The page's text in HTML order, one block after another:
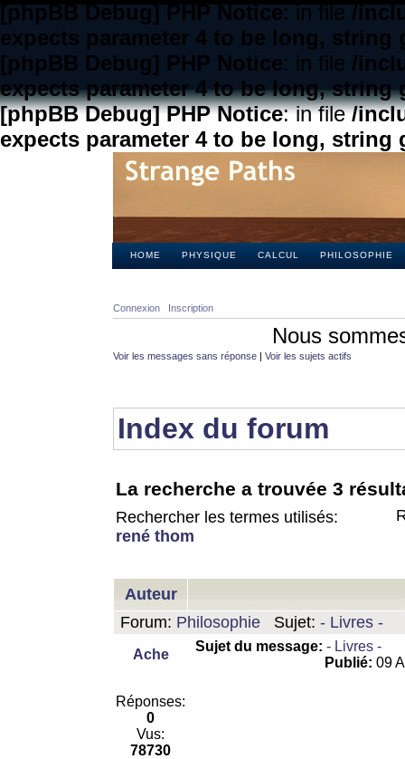
[phpBB Debug] PHP Notice: in file/
expects parameter 4 to be long, string
[phpBB Debug] PHP Notice: in file /
expects parameter 4 to be long, string
[phpBB Debug] PHP Notice: in file/
expects parameter 4 to be long, string
HOME PHYSIQUE CALCUL PHILOSOPHIE
Connexion Inscription
Nous
Voir les messages sans réponse | Voir les sujets actifs
Index du forum
La recherche a trouvée 3
Rechercher les termes utilisés:
rené thom
Auteur
Forum: Philosophie Sujet: - Livres -
Ache
Sujet du message: - Livres -
Publié: 09
Réponses:
0
Vus:
78730